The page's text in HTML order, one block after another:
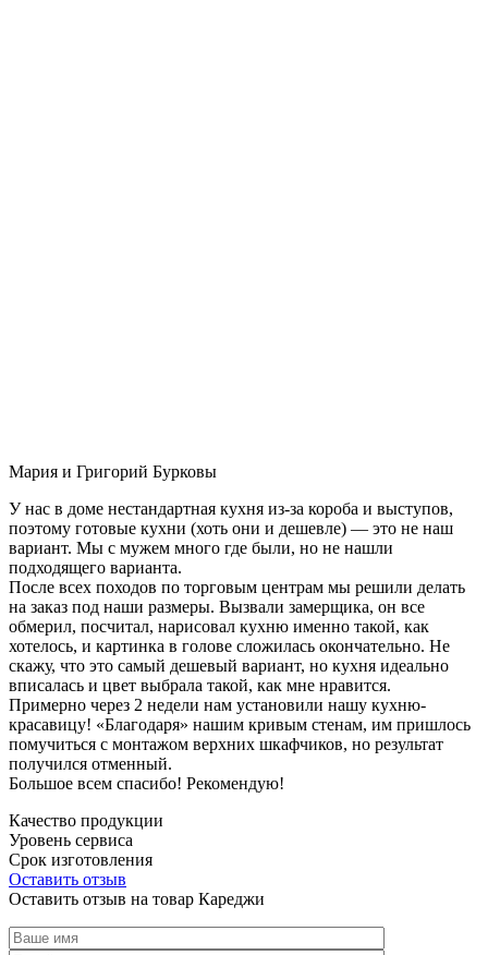
Мария и Григорий Бурковы
У нас в доме нестандартная кухня из-за короба и выступов,
поэтому готовые кухни (хоть они и дешевле) — это не наш
вариант. Мы с мужем много где были, но не нашли
подходящего варианта.
После всех походов по торговым центрам мы решили делать
на заказ под наши размеры. Вызвали замерщика, он все
обмерил, посчитал, нарисовал кухню именно такой, как
хотелось, и картинка в голове сложилась окончательно. Не
скажу, что это самый дешевый вариант, но кухня идеально
вписалась и цвет выбрала такой, как мне нравится.
Примерно через 2 недели нам установили нашу кухню-
красавицу! «Благодаря» нашим кривым стенам, им пришлось
помучиться с монтажом верхних шкафчиков, но результат
получился отменный.
Большое всем спасибо! Рекомендую!
Качество продукции
Уровень сервиса
Срок изготовления
Оставить отзыв
Оставить отзыв на товар Кареджи